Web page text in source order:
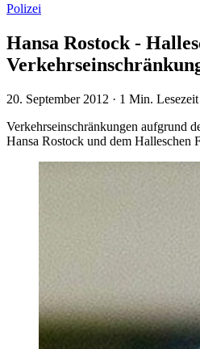
Polizei
Hansa Rostock -
20. September 2012 · 1 Min. Lesezeit
Verkehrseinschränkungen aufgrund
Hansa Rostock und dem Halleschen